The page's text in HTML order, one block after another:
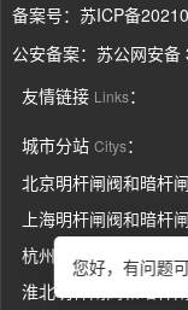
备案号： 苏ICP备
公安备案： 苏公网安备
友情链接 Links：
城市分站Citys：
北京明杆闸阀和暗杆
上海明杆闸阀和暗杆
杭州明杆闸阀和暗杆
淮北明杆闸阀和暗杆闸
您好，有问题